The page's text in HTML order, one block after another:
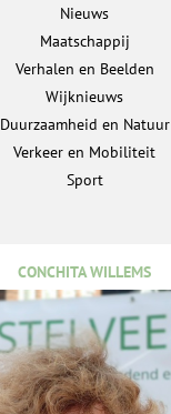
Nieuws
Maatschappij
Verhalen en Beelden
Wijknieuws
Duurzaamheid en Natuur
Verkeer en Mobiliteit
Sport
CONCHITA WILLEMS